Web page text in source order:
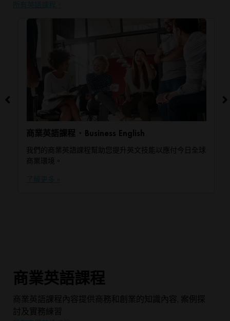
商業英語課程 ･ Business English
我們的商業英語課程幫助您提升英文技能以應付今日全球
商業環境。
商業英語課程
商業英語課程內容提供商務和創業的知識內容, 案例探
討及實務練習